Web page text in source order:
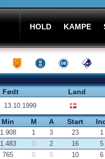
HOLD KAMPE
Født Land
13.10.1999
Min M A Start
1.908 1 3 23
1
1.483 0 2 16
5
765 0 0 10
6